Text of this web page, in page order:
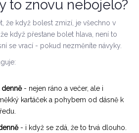
to znovu nebojelo?
že když bolest zmizí, je všechno v
když přestane bolet hlava, není to
se vrací - pokud nezměníte návyky.
denně- nejen ráno a večer, ale i
kartáček a pohybem od dásně k
- i když se zdá, že to trvá dlouho.